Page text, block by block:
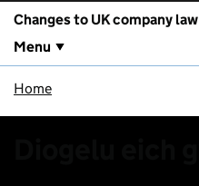
Changes to UK company law
Menu
Home